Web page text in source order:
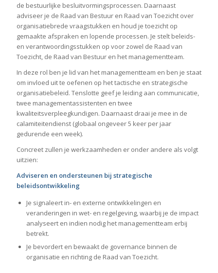
de bestuurlijke besluitvormingsprocessen. Daarnaast
adviseer je de Raad van Bestuur en Raad van Toezicht over
organisatiebrede vraagstukken en houd je toezicht op
gemaakte afspraken en lopende processen. Je stelt beleids-
en verantwoordingsstukken op voor zowel de Raad van
Toezicht, de Raad van Bestuur en het managementteam.
In deze rol ben je lid van het managementteam en ben je staat
om invloed uit te oefenen op het tactische en strategische
organisatiebeleid. Tenslotte geef je leiding aan communicatie,
twee managementassistenten en twee
kwaliteitsverpleegkundigen. Daarnaast draai je mee in de
calamiteitendienst (globaal ongeveer 5 keer per jaar
gedurende een week).
Concreet zullen je werkzaamheden er onder andere als volgt
uitzien:
Adviseren en ondersteunen bij strategische
beleidsontwikkeling
Je signaleert in- en externe ontwikkelingen en
veranderingen in wet- en regelgeving, waarbij je de impact
analyseert en indien nodig het managementteam erbij
betrekt.
Je bevordert en bewaakt de governance binnen de
organisatie en richting de Raad van Toezicht.